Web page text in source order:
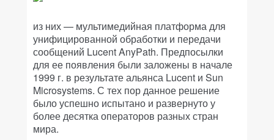
из них — мультимедийная платформа для
унифицированной обработки и передачи
сообщений Lucent AnyPath. Предпосылки
для ее появления были заложены в начале
1999 г. в результате альянса Lucent и Sun
Microsystems. С тех пор данное решение
было успешно испытано и развернуто у
более десятка операторов разных стран
мира.